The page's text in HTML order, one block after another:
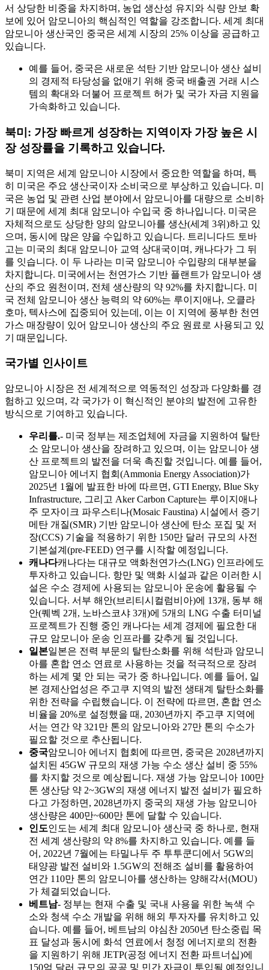
서 상당한 비중을 차지하며, 농업 생산성 유지와 식량 안보 확
보에 있어 암모니아의 핵심적인 역할을 강조합니다. 세계 최대
암모니아 생산국인 중국은 세계 시장의 25% 이상을 공급하고
있습니다.
예를 들어, 중국은 새로운 석탄 기반 암모니아 생산 설비
의 경제적 타당성을 없애기 위해 중국 배출권 거래 시스
템의 확대와 더불어 프로젝트 허가 및 국가 자금 지원을
가속화하고 있습니다.
북미: 가장 빠르게 성장하는 지역이자 가장 높은 시
장 성장률을 기록하고 있습니다.
북미 지역은 세계 암모니아 시장에서 중요한 역할을 하며, 특
히 미국은 주요 생산국이자 소비국으로 부상하고 있습니다. 미
국은 농업 및 관련 산업 분야에서 암모니아를 대량으로 소비하
기 때문에 세계 최대 암모니아 수입국 중 하나입니다. 미국은
자체적으로도 상당한 양의 암모니아를 생산(세계 3위)하고 있
으며, 동시에 많은 양을 수입하고 있습니다. 트리니다드 토바
고는 미국의 최대 암모니아 교역 상대국이며, 캐나다가 그 뒤
를 잇습니다. 이 두 나라는 미국 암모니아 수입량의 대부분을
차지합니다. 미국에서는 천연가스 기반 플랜트가 암모니아 생
산의 주요 원천이며, 전체 생산량의 약 92%를 차지합니다. 미
국 전체 암모니아 생산 능력의 약 60%는 루이지애나, 오클라
호마, 텍사스에 집중되어 있는데, 이는 이 지역에 풍부한 천연
가스 매장량이 있어 암모니아 생산의 주요 원료로 사용되고 있
기 때문입니다.
국가별 인사이트
암모니아 시장은 전 세계적으로 역동적인 성장과 다양화를 경
험하고 있으며, 각 국가가 이 혁신적인 분야의 발전에 고유한
방식으로 기여하고 있습니다.
우리를.- 미국 정부는 제조업체에 자금을 지원하여 탈탄
소 암모니아 생산을 장려하고 있으며, 이는 암모니아 생
산 프로젝트의 발전을 더욱 촉진할 것입니다. 예를 들어,
암모니아 에너지 협회(Ammonia Energy Association)가
2025년 1월에 발표한 바에 따르면, GTI Energy, Blue Sky
Infrastructure, 그리고 Aker Carbon Capture는 루이지애나
주 모자이크 파우스티나(Mosaic Faustina) 시설에서 증기
메탄 개질(SMR) 기반 암모니아 생산에 탄소 포집 및 저
장(CCS) 기술을 적용하기 위한 150만 달러 규모의 사전
기본설계(pre-FEED) 연구를 시작할 예정입니다.
캐나다캐나다는 대규모 액화천연가스(LNG) 인프라에도
투자하고 있습니다. 항만 및 액화 시설과 같은 이러한 시
설은 수소 경제에 사용되는 암모니아 운송에 활용될 수
있습니다. 서부 해안(브리티시컬럼비아)에 13개, 동부 해
안(퀘벡 2개, 노바스코샤 3개)에 5개의 LNG 수출 터미널
프로젝트가 진행 중인 캐나다는 세계 경제에 필요한 대
규모 암모니아 운송 인프라를 갖추게 될 것입니다.
일본일본은 전력 부문의 탈탄소화를 위해 석탄과 암모니
아를 혼합 연소 연료로 사용하는 것을 적극적으로 장려
하는 세계 몇 안 되는 국가 중 하나입니다. 예를 들어, 일
본 경제산업성은 주고쿠 지역의 발전 생태계 탈탄소화를
위한 전략을 수립했습니다. 이 전략에 따르면, 혼합 연소
비율을 20%로 설정했을 때, 2030년까지 주고쿠 지역에
서는 연간 약 321만 톤의 암모니아와 27만 톤의 수소가
필요할 것으로 추산됩니다.
중국암모니아 에너지 협회에 따르면, 중국은 2028년까지
설치된 45GW 규모의 재생 가능 수소 생산 설비 중 55%
를 차지할 것으로 예상됩니다. 재생 가능 암모니아 100만
톤 생산당 약 2~3GW의 재생 에너지 발전 설비가 필요하
다고 가정하면, 2028년까지 중국의 재생 가능 암모니아
생산량은 400만~600만 톤에 달할 수 있습니다.
인도인도는 세계 최대 암모니아 생산국 중 하나로, 현재
전 세계 생산량의 약 8%를 차지하고 있습니다. 예를 들
어, 2022년 7월에는 타밀나두 주 투투쿤디에서 5GW의
태양광 발전 설비와 1.5GW의 전해조 설비를 활용하여
연간 110만 톤의 암모니아를 생산하는 양해각서(MOU)
가 체결되었습니다.
베트남- 정부는 현재 수출 및 국내 사용을 위한 녹색 수
소와 청색 수소 개발을 위해 해외 투자자를 유치하고 있
습니다. 예를 들어, 베트남의 야심찬 2050년 탄소중립 목
표 달성과 동시에 화석 연료에서 청정 에너지로의 전환
을 지원하기 위해 JETP(공정 에너지 전환 파트너십)에
150억 달러 규모의 공공 및 민간 자금이 투입될 예정입니